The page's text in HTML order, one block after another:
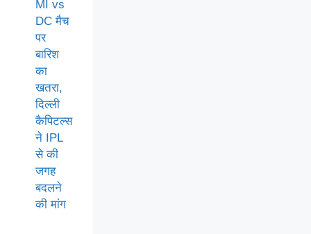
MI vs
DC मैच
पर
बारिश
का
खतरा,
दिल्ली
कैपिटल्स
ने IPL
से की
जगह
बदलने
की मांग